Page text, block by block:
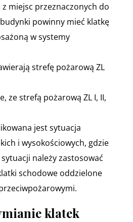
miejsc przeznaczonych do
budynki powinny mieć klatkę
w systemy
strefę pożarową ZL
ze strefą pożarową ZL I, II,
jest sytuacja
i wysokościowych, gdzie
należy zastosować
schodowe oddzielone
klatek